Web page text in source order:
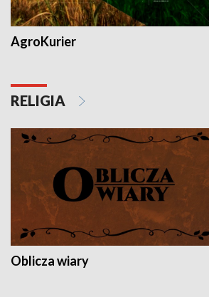
AgroKurier
RELIGIA
Oblicza wiary